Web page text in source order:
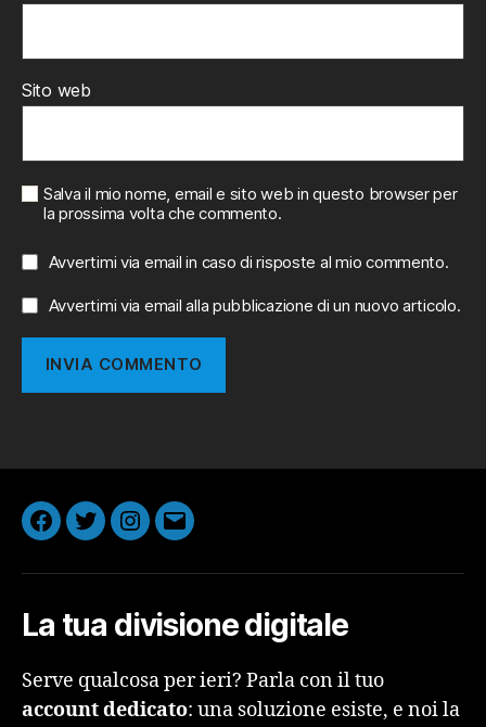
Sito web
Salva il mio nome, email e sito web in questo browser per
la prossima volta che commento.
Avvertimi via email in caso di risposte al mio commento.
Avvertimi via email alla pubblicazione di un nuovo articolo.
Facebook
TwitterInstagram
Email
La tua divisione digitale
Serve qualcosa per ieri? Parla con il tuo
account dedicato: una soluzione esiste, e noi la